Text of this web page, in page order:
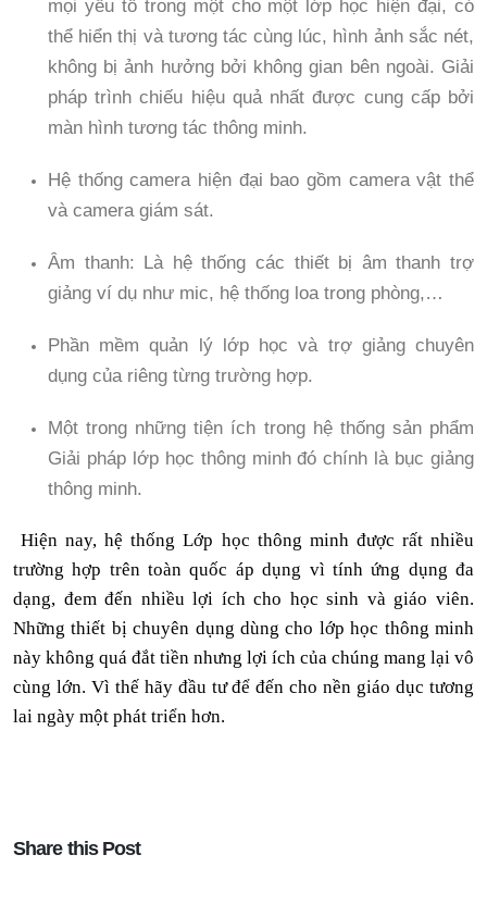
mọi yếu tố trong một cho một lớp học hiện đại, có
thể hiển thị và tương tác cùng lúc, hình ảnh sắc nét,
không bị ảnh hưởng bởi không gian bên ngoài. Giải
pháp trình chiếu hiệu quả nhất được cung cấp bởi
màn hình tương tác thông minh.
Hệ thống camera hiện đại bao gồm camera vật thể
và camera giám sát.
Âm thanh: Là hệ thống các thiết bị âm thanh trợ
giảng ví dụ như mic, hệ thống loa trong phòng,…
Phần mềm quản lý lớp học và trợ giảng chuyên
dụng của riêng từng trường hợp.
Một trong những tiện ích trong hệ thống sản phẩm
Giải pháp lớp học thông minh đó chính là bục giảng
thông minh.
Hiện nay, hệ thống Lớp học thông minh được rất nhiều
trường hợp trên toàn quốc áp dụng vì tính ứng dụng đa
dạng, đem đến nhiều lợi ích cho học sinh và giáo viên.
Những thiết bị chuyên dụng dùng cho lớp học thông minh
này không quá đắt tiền nhưng lợi ích của chúng mang lại vô
cùng lớn. Vì thế hãy đầu tư để đến cho nền giáo dục tương
lai ngày một phát triển hơn.
Share this Post